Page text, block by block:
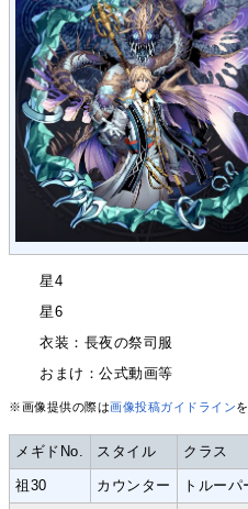
星4
星6
衣装：長夜の祭司服
おまけ：公式動画等
※画像提供の際は画像投稿ガイドライン
メギドNo. スタイル クラス
祖30 カウンター トルーパ